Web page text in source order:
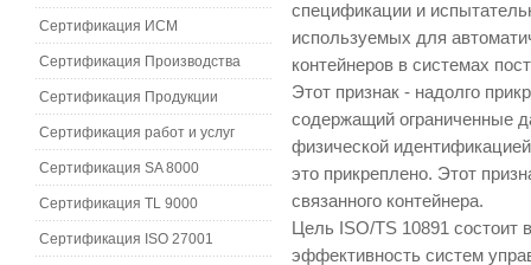
спецификации и
используемых для
контейнеров в системах
Этот признак - надолго
содержащий ограниченные
физической
это прикреплено. Этот
связанного контейнера.
Цель ISO/TS 10891 состоит
эффективность систем
Сертификация ИСМ
Сертификация Производства
Сертификация Продукции
Сертификация работ и услуг
Сертификация SA 8000
Сертификация TL 9000
Сертификация ISO 27001